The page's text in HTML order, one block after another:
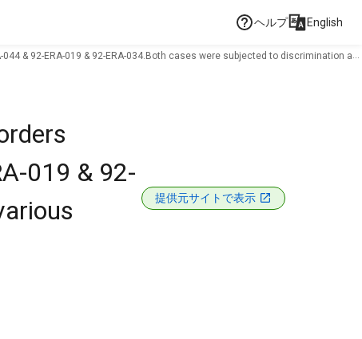
ヘルプ English
& 92-ERA-019 & 92-ERA-034.Both cases were subjected to discrimination at
019 & 92-
提供元サイトで表示